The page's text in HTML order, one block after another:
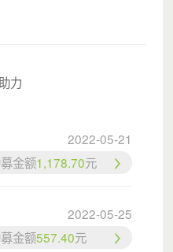
岁多的小男孩，活动中，他
活动结束，小男生都没有离
力
2022-05-21
金额1,178.70元
2022-05-25
金额557.40元